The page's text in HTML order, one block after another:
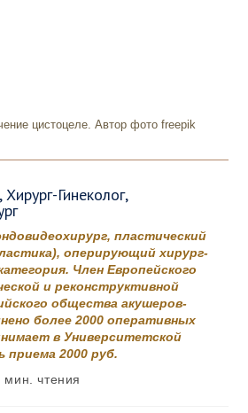
цистоцеле. Автор фото freepik
Гинеколог,
пластический
оперирующий хирург-
Член Европейского
и реконструктивной
общества акушеров-
более 2000 оперативных
в Университетской
приема 2000 руб.
мин. чтения